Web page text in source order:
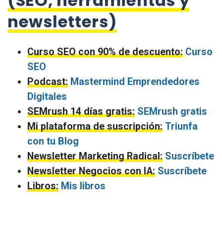
newsletters)
Curso SEO con 90% de descuento: Curso
SEO
Podcast: Mastermind Emprendedores
Digitales
SEMrush 14 días gratis: SEMrush gratis
Mi plataforma de suscripción: Triunfa
con tu Blog
Newsletter Marketing Radical: Suscríbete
Newsletter Negocios con IA: Suscríbete
Libros: Mis libros